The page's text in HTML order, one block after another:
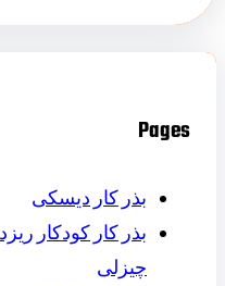
Pages
بذر کار دیسکی
بذر کار کودکار
چیزلی